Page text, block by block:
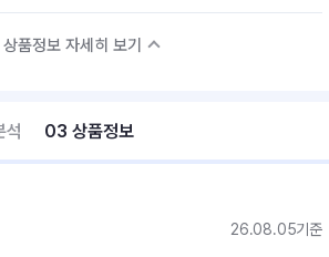
상품정보 자세히 보기
석 03 상품정보
26.08.05기준